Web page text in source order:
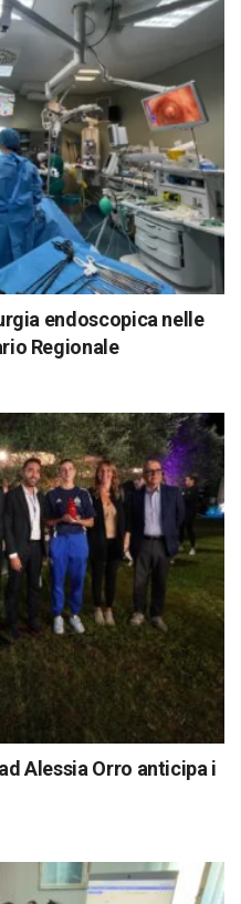
endoscopica nelle
Regionale
Alessia Orro anticipa i